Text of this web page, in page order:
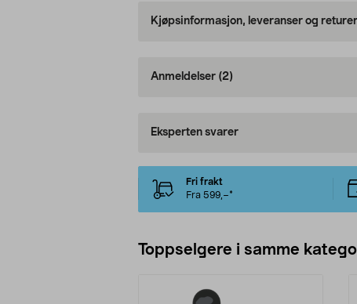
Kjøpsinformasjon, leveranser og returer
Anmeldelser (2)
Eksperten svarer
Fri frakt
Fra 599,–*
Toppselgere i samme